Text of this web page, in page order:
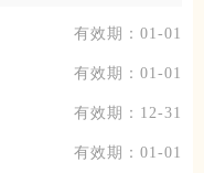
有效期：01-01
有效期：01-01
有效期：12-31
有效期：01-01